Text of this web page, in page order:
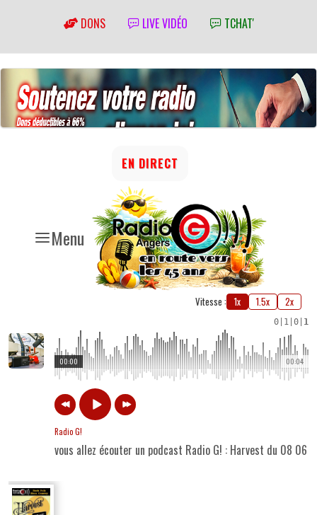
DONS LIVE VIDÉO TCHAT'
Menu
EN DIRECT
Vitesse : 1x 1.5x 2x
0 1 0 1
00:04
00:00
Radio G!
vous allez écouter un podcast Radio G! : Harvest du 08 06